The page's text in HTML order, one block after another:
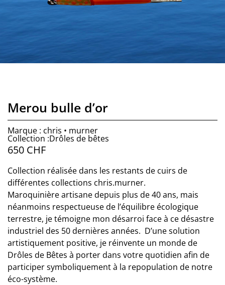
Merou bulle d’or
Marque : chris • murner
Collection :Drôles de bêtes
650 CHF
Collection réalisée dans les restants de cuirs de
différentes collections chris.murner.
Maroquinière artisane depuis plus de 40 ans, mais
néanmoins respectueuse de l’équilibre écologique
terrestre, je témoigne mon désarroi face à ce désastre
industriel des 50 dernières années. D’une solution
artistiquement positive, je réinvente un monde de
Drôles de Bêtes à porter dans votre quotidien afin de
participer symboliquement à la repopulation de notre
éco-système.